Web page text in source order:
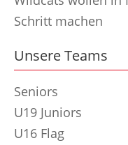
Schritt machen
Unsere Teams
Seniors
U19 Juniors
U16 Flag